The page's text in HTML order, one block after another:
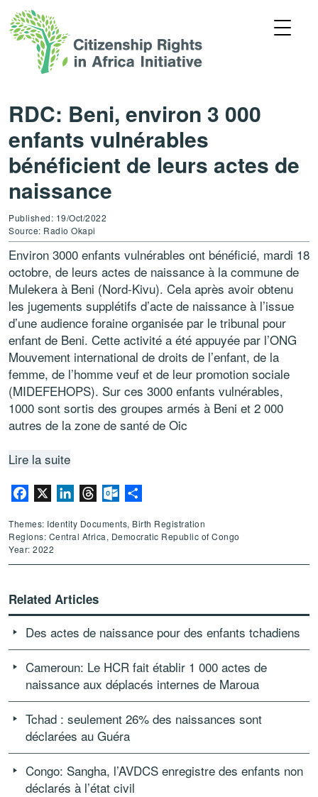
RDC: Beni, environ 3 000
enfants vulnérables
bénéficient de leurs actes de
naissance
Published: 19/Oct/2022
Source: Radio Okapi
Environ 3000 enfants vulnérables ont bénéficié, mardi 18
octobre, de leurs actes de naissance à la commune de
Mulekera à Beni (Nord-Kivu). Cela après avoir obtenu
les jugements supplétifs d’acte de naissance à l’issue
d’une audience foraine organisée par le tribunal pour
enfant de Beni. Cette activité a été appuyée par l’ONG
Mouvement international de droits de l’enfant, de la
femme, de l’homme veuf et de leur promotion sociale
(MIDEFEHOPS). Sur ces 3000 enfants vulnérables,
1000 sont sortis des groupes armés à Beni et 2 000
autres de la zone de santé de Oic
Lire la suite
Facebook LinkedInThreadsOutlook.com
Themes: Identity Documents, Birth Registration
Regions: Central Africa, Democratic Republic of Congo
Year: 2022
Related Articles
Des actes de naissance pour des enfants tchadiens
Cameroun: Le HCR fait établir 1 000 actes de
naissance aux déplacés internes de Maroua
Tchad : seulement 26% des naissances sont
déclarées au Guéra
Congo: Sangha, l’AVDCS enregistre des enfants non
déclarés à l’état civil